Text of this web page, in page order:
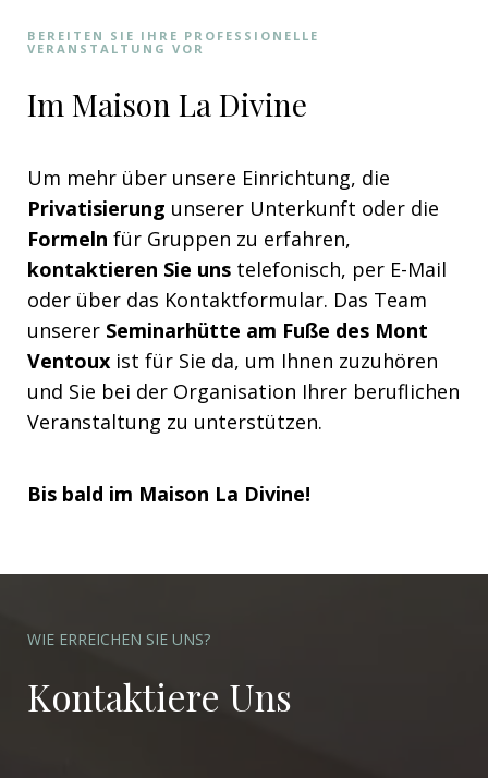
BEREITEN SIE IHRE PROFESSIONELLE
VERANSTALTUNG VOR
Im Maison La Divine
Um mehr über unsere Einrichtung, die
Privatisierung unserer Unterkunft oder die
Formeln für Gruppen zu erfahren,
kontaktieren Sie uns telefonisch, per E-Mail
oder über das Kontaktformular. Das Team
unserer Seminarhütte am Fuße des Mont
Ventoux ist für Sie da, um Ihnen zuzuhören
und Sie bei der Organisation Ihrer beruflichen
Veranstaltung zu unterstützen.
Bis bald im Maison La Divine!
WIE ERREICHEN SIE UNS?
Kontaktiere Uns